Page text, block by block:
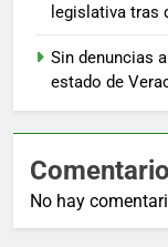
legislativa tras
Sin denuncias
estado de
No hay